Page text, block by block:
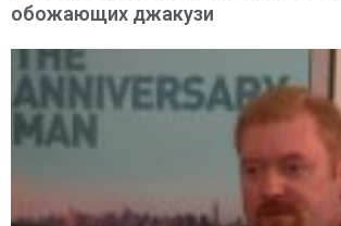
обожающих джакузи